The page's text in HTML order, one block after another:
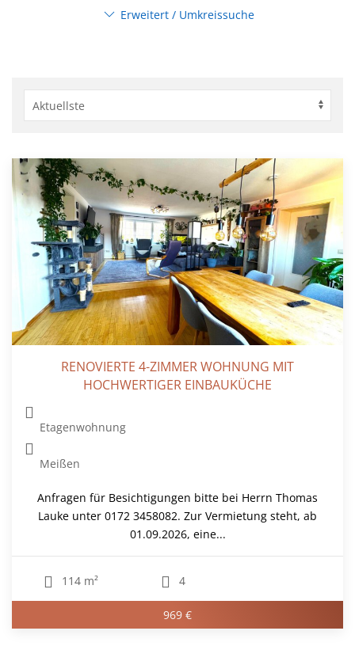
Erweitert / Umkreissuche
RENOVIERTE 4-ZIMMER WOHNUNG MIT
HOCHWERTIGER EINBAUKÜCHE
Etagenwohnung
Meißen
Anfragen für Besichtigungen bitte bei Herrn Thomas
Lauke unter 0172 3458082. Zur Vermietung steht, ab
01.09.2026, eine...
114 m² 4
969 €